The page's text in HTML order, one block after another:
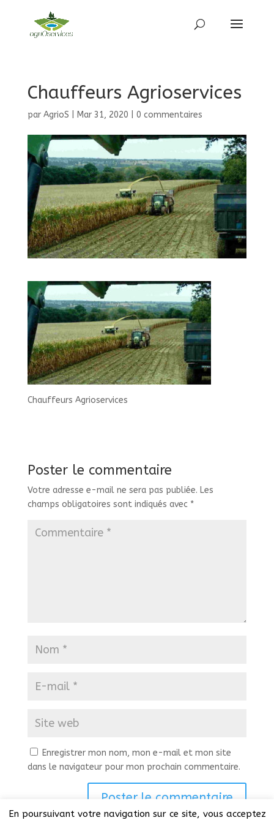
Chauffeurs Agrioservices
par AgrioS Mar 31, 2020 0 commentaires
Chauffeurs Agrioservices
Poster le commentaire
Votre adresse e-mail ne sera pas publiée. Les
champs obligatoires sont indiqués avec *
Enregistrer mon nom, mon e-mail et mon site
dans le navigateur pour mon prochain commentaire.
En poursuivant votre navigation sur ce site, vous acceptez